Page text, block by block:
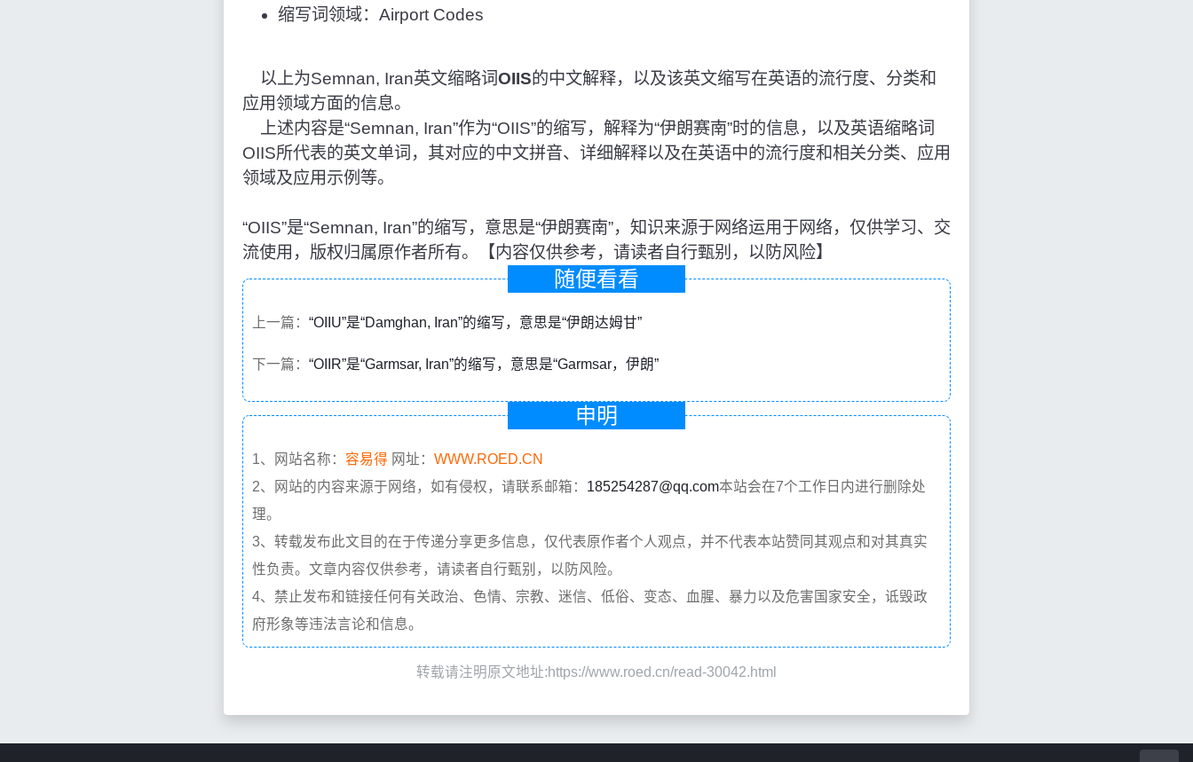
缩写词领域：Airport Codes
以上为Semnan, Iran英文缩略词OIIS的中文解释，以及该英文缩写在英语的流行度、分类和
应用领域方面的信息。
上述内容是“Semnan, Iran”作为“OIIS”的缩写，解释为“伊朗赛南”时的信息，以及英语缩略词
OIIS所代表的英文单词，其对应的中文拼音、详细解释以及在英语中的流行度和相关分类、应用
领域及应用示例等。
“OIIS”是“Semnan, Iran”的缩写，意思是“伊朗赛南”，知识来源于网络运用于网络，仅供学习、交
流使用，版权归属原作者所有。【内容仅供参考，请读者自行甄别，以防风险】
随便看看
上一篇： “OIIU”是“Damghan, Iran”的缩写，意思是“伊朗达姆甘”
下一篇： “OIIR”是“Garmsar, Iran”的缩写，意思是“Garmsar，伊朗”
申明
1、网站名称： 容易得 网址： WWW.ROED.CN
2、网站的内容来源于网络，如有侵权，请联系邮箱： 185254287@qq.com本站会在7个工作日内进行删除处
理。
3、转载发布此文目的在于传递分享更多信息，仅代表原作者个人观点，并不代表本站赞同其观点和对其真实
性负责。文章内容仅供参考，请读者自行甄别，以防风险。
4、禁止发布和链接任何有关政治、色情、宗教、迷信、低俗、变态、血腥、暴力以及危害国家安全，诋毁政
府形象等违法言论和信息。
转载请注明原文地址:https://www.roed.cn/read-30042.html